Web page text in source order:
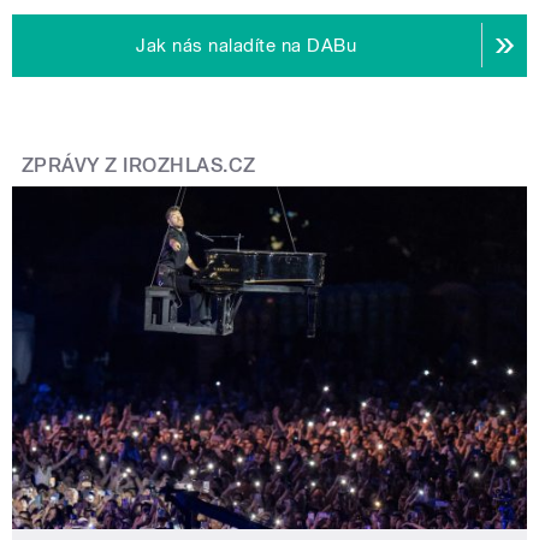
Jak nás naladíte na DABu
ZPRÁVY Z IROZHLAS.CZ